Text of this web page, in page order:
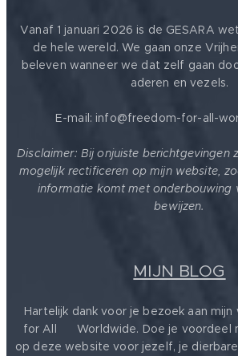
Vanaf 1 januari 2026 is de GESARA
de hele wereld. We gaan onze
beleven wanneer we dat zelf gaan
aderen en vezels.
E-mail: info@freedom-for-all-
Disclaimer: Bij onjuiste berichtgevingen
mogelijk rectificeren op mijn website,
informatie komt met onderbouwing
bewijzen.
MIJN BLOG
Hartelijk dank voor je bezoek aan
for All ❤️ Worldwide. Doe je voordeel
op deze website voor jezelf, je